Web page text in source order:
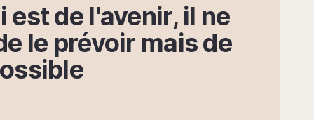
est de l'avenir, il ne
le prévoir mais de